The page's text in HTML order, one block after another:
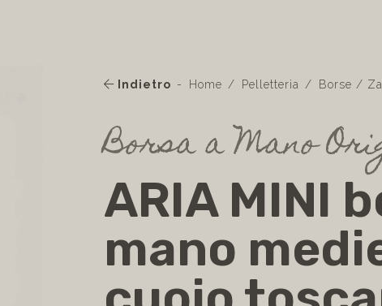
Indietro Home Pelletteria Borse /
Borsa a Mano
ARIA MINI
mano